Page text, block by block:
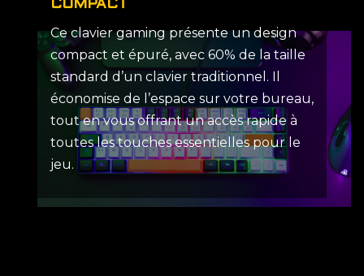
COMPACT
Ce clavier gaming présente un design
compact et épuré, avec 60% de la taille
standard d’un clavier traditionnel. Il
économise de l’espace sur votre bureau,
tout en vous offrant un accès rapide à
toutes les touches essentielles pour le
jeu.